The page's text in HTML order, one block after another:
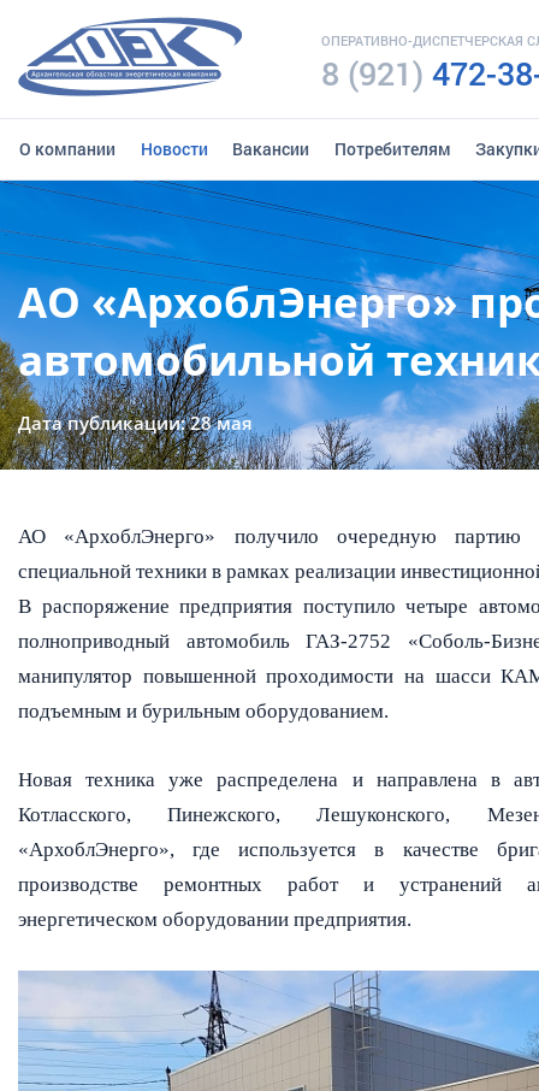
ОПЕРАТИВНО-ДИСПЕТЧЕРСКАЯ
8 (921) 472-
О компании Новости Вакансии Потребителям
АО «АрхоблЭнерго»
автомобильной
Дата публикации: 28 мая
АО «АрхоблЭнерго» получило очередную партию
специальной техники в рамках реализации
В распоряжение предприятия поступило четыре
полноприводный автомобиль ГАЗ-2752 «Соболь-
манипулятор повышенной проходимости на шасси
подъемным и бурильным оборудованием.
Новая техника уже распределена и направлена в
Котласского, Пинежского, Лешуконского,
«АрхоблЭнерго», где используется в качестве
производстве ремонтных работ и устранений
энергетическом оборудовании предприятия.